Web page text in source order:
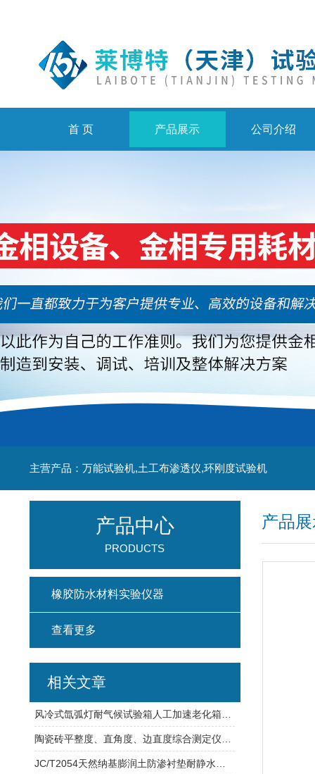
首 页 产品展示 公司介绍
主营产品：万能试验机,土工布渗透仪,环刚度试验机
产品
产品中心
PRODUCTS
橡胶防水材料实验仪器
查看更多
相关文章